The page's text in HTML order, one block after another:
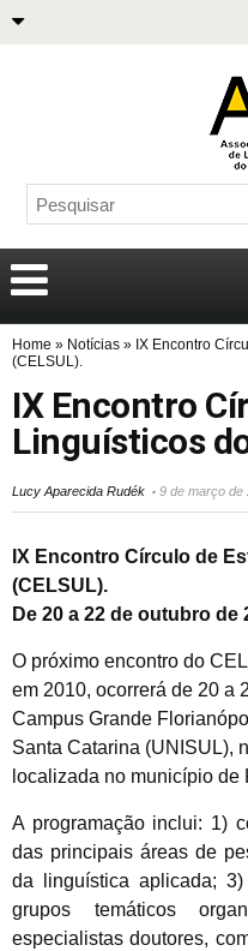
Home » Notícias » IX Encontro
(CELSUL).
IX Encontro
Linguísticos
Lucy Aparecida Rudék 9 de março de
IX Encontro Círculo de
(CELSUL).
De 20 a 22 de outubro de
O próximo encontro do
em 2010, ocorrerá de 20 a
Campus Grande
Santa Catarina (UNISUL),
localizada no município de
A programação inclui: 1)
das principais áreas de
da linguística aplicada;
grupos temáticos
especialistas doutores,